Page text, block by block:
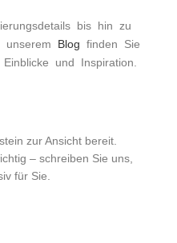
bis hin zu
unserem Blog finden Sie
und Inspiration.
zur Ansicht bereit.
– schreiben Sie uns,
für Sie.